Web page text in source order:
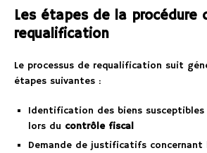
Les étapes de la procédure
requalification
Le processus de requalification suit
étapes suivantes :
Identification des biens
lors du contrôle fiscal
Demande de justificatifs